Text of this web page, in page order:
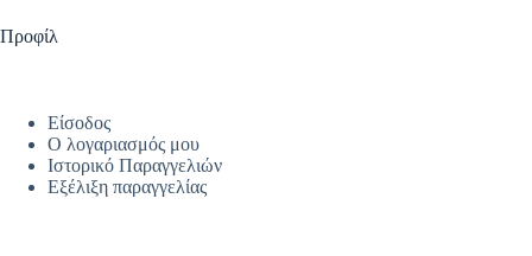
Προφίλ
Είσοδος
Ο λογαριασμός μου
Ιστορικό Παραγγελιών
Εξέλιξη παραγγελίας